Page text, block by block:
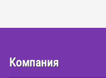
Компания